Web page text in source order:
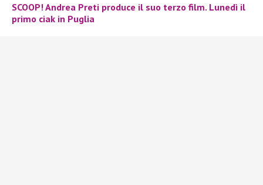
SCOOP! Andrea Preti produce il suo terzo film. Lunedì il
primo ciak in Puglia